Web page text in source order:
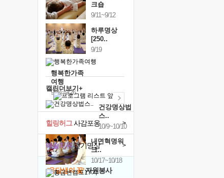
크숍
9/11~9/12
하루명상
[250..
9/19
행복한가족
여행
9/24~9/26
건강명상법
스..
10/9~10/10
내면혁명워
크..
10/17~10/18
캘린더보기+
예술치유걷기명상 >
힐링허그사감포옹 >
'옹달샘의 꽃'자원봉사